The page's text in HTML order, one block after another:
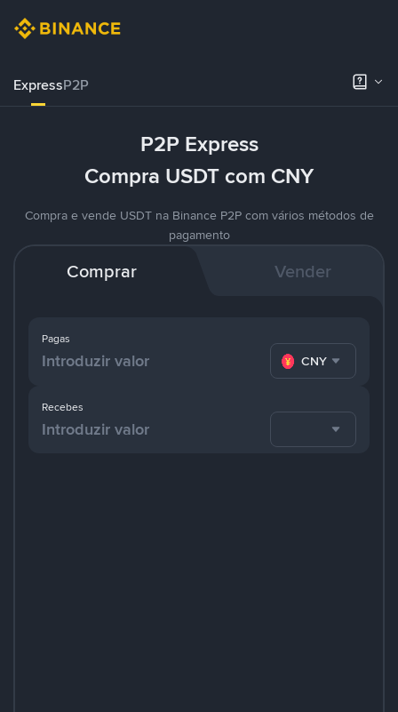
ExpressP2P
P2P Express
Compra USDT com CNY
Compra e vende USDT na Binance P2P com vários métodos de
pagamento
Comprar Vender
Pagas
CNY
Recebes